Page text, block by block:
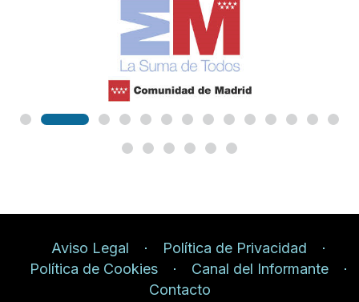
Aviso Legal
Política de Privacidad
Política de Cookies
Canal del Informante
Contacto